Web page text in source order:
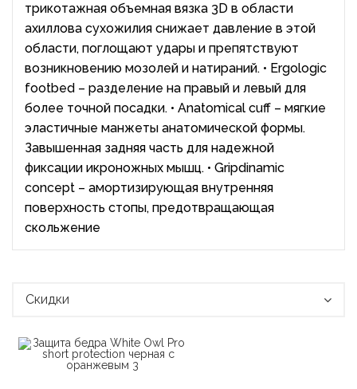
трикотажная объемная вязка 3D в области
ахиллова сухожилия снижает давление в этой
области, поглощают удары и препятствуют
возникновению мозолей и натираний. • Ergologic
footbed – разделение на правый и левый для
более точной посадки. • Anatomical cuff – мягкие
эластичные манжеты анатомической формы.
Завышенная задняя часть для надежной
фиксации икроножных мышц. • Gripdinamic
concept – амортизирующая внутренняя
поверхность стопы, предотвращающая
скольжение
Скидки